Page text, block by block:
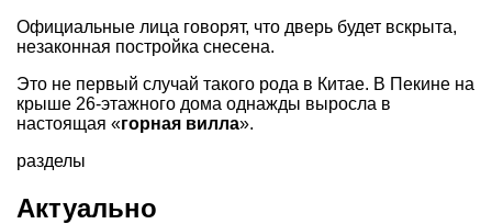
Официальные лица говорят, что дверь будет вскрыта,
незаконная постройка снесена.
Это не первый случай такого рода в Китае. В Пекине на
крыше 26-этажного дома однажды выросла в
настоящая «горная вилла».
разделы
Актуально